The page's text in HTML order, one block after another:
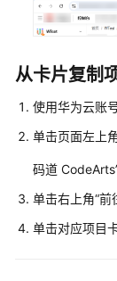
快
入
用
指
南
最
从卡片复制
使用华为云账
单击页面左上
码道 CodeArts
单击右上角“前
单击对应项目